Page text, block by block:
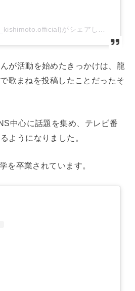
が活動を始めたきっかけは、龍
歌まねを投稿したことだったそ
中心に話題を集め、テレビ番
ようになりました。
を卒業されています。